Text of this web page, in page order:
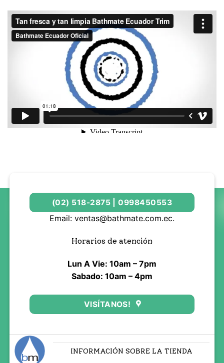
INFORMACIÓN SOBRE LA TIENDA
(02) 518-2875 | 0998450553
Email: ventas@bathmate.com.ec.
Horarios de atención
Lun A Vie: 10am – 7pm
Sabado: 10am – 4pm
VISÍTANOS!